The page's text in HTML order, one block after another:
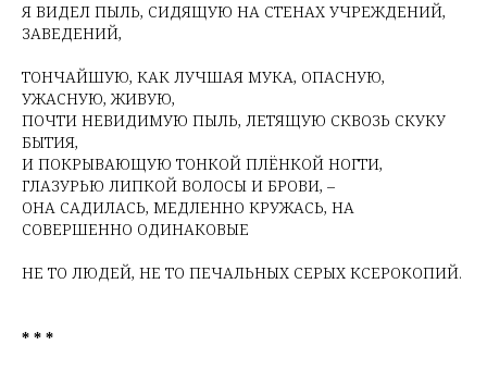
Я ВИДЕЛ ПЫЛЬ, СИДЯЩУЮ НА СТЕНАХ УЧРЕЖДЕНИЙ,
ЗАВЕДЕНИЙ,
ТОНЧАЙШУЮ, КАК ЛУЧШАЯ МУКА, ОПАСНУЮ,
УЖАСНУЮ, ЖИВУЮ,
ПОЧТИ НЕВИДИМУЮ ПЫЛЬ, ЛЕТЯЩУЮ СКВОЗЬ СКУКУ
БЫТИЯ,
И ПОКРЫВАЮЩУЮ ТОНКОЙ ПЛЁНКОЙ НОГТИ,
ГЛАЗУРЬЮ ЛИПКОЙ ВОЛОСЫ И БРОВИ, –
ОНА САДИЛАСЬ, МЕДЛЕННО КРУЖАСЬ, НА
СОВЕРШЕННО ОДИНАКОВЫЕ
НЕ ТО ЛЮДЕЙ, НЕ ТО ПЕЧАЛЬНЫХ СЕРЫХ КСЕРОКОПИЙ.
* * *